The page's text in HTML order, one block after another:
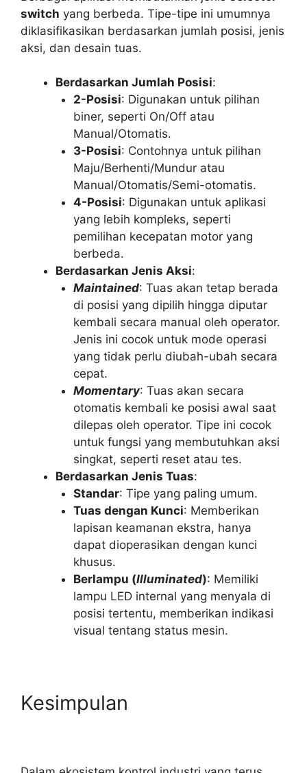
switch yang berbeda. Tipe-tipe ini umumnya
diklasifikasikan berdasarkan jumlah posisi, jenis
aksi, dan desain tuas.
Berdasarkan Jumlah Posisi:
2-Posisi: Digunakan untuk pilihan
biner, seperti On/Off atau
Manual/Otomatis.
3-Posisi: Contohnya untuk pilihan
Maju/Berhenti/Mundur atau
Manual/Otomatis/Semi-otomatis.
4-Posisi: Digunakan untuk aplikasi
yang lebih kompleks, seperti
pemilihan kecepatan motor yang
berbeda.
Berdasarkan Jenis Aksi:
Maintained: Tuas akan tetap berada
di posisi yang dipilih hingga diputar
kembali secara manual oleh operator.
Jenis ini cocok untuk mode operasi
yang tidak perlu diubah-ubah secara
cepat.
Momentary: Tuas akan secara
otomatis kembali ke posisi awal saat
dilepas oleh operator. Tipe ini cocok
untuk fungsi yang membutuhkan aksi
singkat, seperti reset atau tes.
Berdasarkan Jenis Tuas:
Standar: Tipe yang paling umum.
Tuas dengan Kunci: Memberikan
lapisan keamanan ekstra, hanya
dapat dioperasikan dengan kunci
khusus.
Berlampu (Illuminated): Memiliki
lampu LED internal yang menyala di
posisi tertentu, memberikan indikasi
visual tentang status mesin.
Kesimpulan